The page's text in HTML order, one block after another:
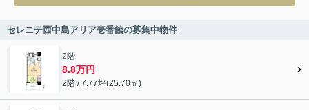
セレニテ西中島アリア壱番館の募集中物件
2階
8.8万円
2階 / 7.77坪(25.70㎡)